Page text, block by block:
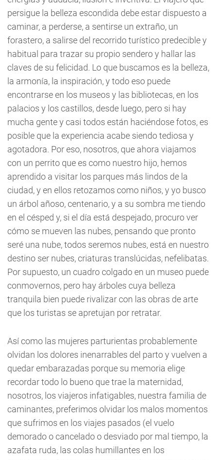
persigue la belleza escondida debe estar dispuesto a
caminar, a perderse, a sentirse un extraño, un
forastero, a salirse del recorrido turístico predecible y
habitual para trazar su propio sendero y hallar las
claves de su felicidad. Lo que buscamos es la belleza,
la armonía, la inspiración, y todo eso puede
encontrarse en los museos y las bibliotecas, en los
palacios y los castillos, desde luego, pero si hay
mucha gente y casi todos están haciéndose fotos, es
posible que la experiencia acabe siendo tediosa y
agotadora. Por eso, nosotros, que ahora viajamos
con un perrito que es como nuestro hijo, hemos
aprendido a visitar los parques más lindos de la
ciudad, y en ellos retozamos como niños, y yo busco
un árbol añoso, centenario, y a su sombra me tiendo
en el césped y, si el día está despejado, procuro ver
cómo se mueven las nubes, pensando que pronto
seré una nube, todos seremos nubes, está en nuestro
destino ser nubes, criaturas translúcidas, nefelibatas.
Por supuesto, un cuadro colgado en un museo puede
conmovernos, pero hay árboles cuya belleza
tranquila bien puede rivalizar con las obras de arte
que los turistas se apretujan por retratar.
Así como las mujeres parturientas probablemente
olvidan los dolores inenarrables del parto y vuelven a
quedar embarazadas porque su memoria elige
recordar todo lo bueno que trae la maternidad,
nosotros, los viajeros infatigables, nuestra familia de
caminantes, preferimos olvidar los malos momentos
que sufrimos en los viajes pasados (el vuelo
demorado o cancelado o desviado por mal tiempo, la
azafata ruda, las colas humillantes en los